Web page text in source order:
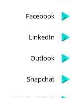
Facebook
LinkedIn
Outlook
Snapchat